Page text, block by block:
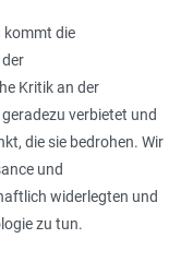
kommt die
Kritik an der
verbietet und
die sie bedrohen. Wir
und
widerlegten und
zu tun.